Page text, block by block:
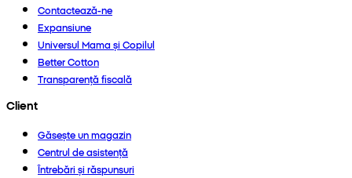
Contactează-ne
Expansiune
Universul Mama și Copilul
Better Cotton
Transparență fiscală
Client
Găsește un magazin
Centrul de asistență
Întrebări și răspunsuri